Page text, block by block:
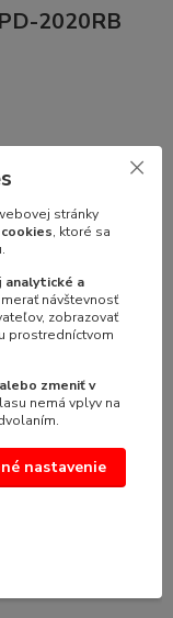
2020RB
stránky
, ktoré sa
analytické a
návštevnosť
zobrazovať
prostredníctvom
zmeniť v
nemá vplyv na
nastavenie